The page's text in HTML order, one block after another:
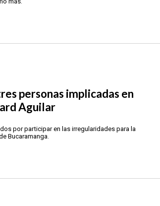
personas implicadas en
Aguilar
por participar en las irregularidades para la
Bucaramanga.